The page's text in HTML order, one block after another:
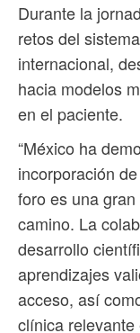
Durante la
retos del
internacional,
hacia modelos
en el paciente.
“México ha
incorporación
foro es una
camino. La
desarrollo
aprendizajes
acceso, así
clínica relevante